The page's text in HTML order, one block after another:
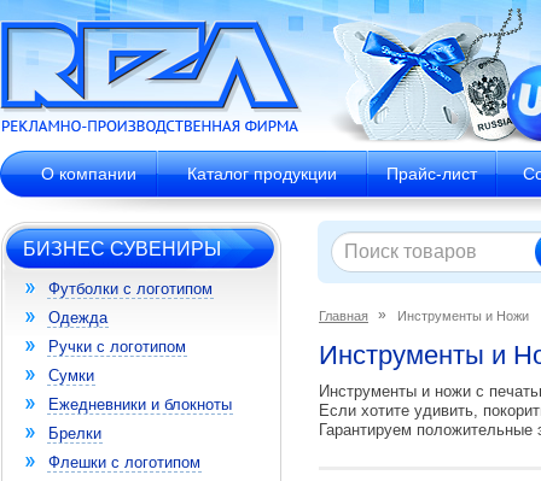
О компании Каталог продукции Прайс-лист
БИЗНЕС СУВЕНИРЫ
Футболки с логотипом
Одежда
Ручки с логотипом
Сумки
Ежедневники и блокноты
Брелки
Флешки с логотипом
Главная Инструменты и Ножи
Инструменты и
Инструменты и ножи с
Если хотите удивить,
Гарантируем положительные